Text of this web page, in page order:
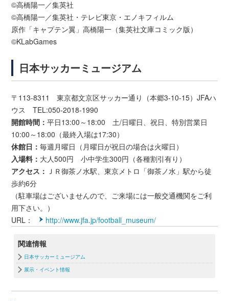
©高橋陽一／集英社
©高橋陽一／集英社・テレビ東京・エノキフィルム
原作「キャプテン翼」高橋陽一（集英社文庫コミック版）
©KLabGames
日本サッカーミュージアム
〒113-8311 東京都文京区サッカー通り（本郷3-10-15）JFAハ
ウス TEL:050-2018-1990
開館時間：平日13:00～18:00 土/日曜日、祝日、特別営業日
10:00～18:00（最終入場は17:30）
休館日：毎週月曜日（月曜日が祝日の場合は火曜日）
入場料： 大人500円 小中学生300円（各種割引有り）
アクセス： ＪＲ御茶ノ水駅、東京メトロ「御茶ノ水」駅から徒
歩約6分
（駐車場はございませんので、ご来場には一般交通機関をご利
用下さい。）
URL：
http://www.jfa.jp/football_museum/
関連情報
日本サッカーミュージアム
展示・イベント情報